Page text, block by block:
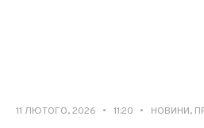
11 ЛЮТОГО, 2026 • 11:20 • НОВИНИ,